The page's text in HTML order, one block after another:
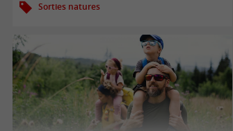
Sorties natures